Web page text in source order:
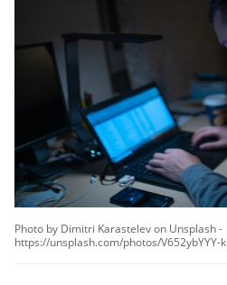
Photo by Dimitri Karastelev on Unsplash -
https://unsplash.com/photos/V652ybYYY-k